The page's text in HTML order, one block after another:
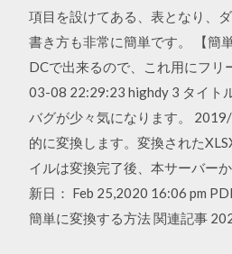
項目を設けてある、表となり、
書き方も非常に簡単です。 【簡
DCで出来るので、これ用にフ
03-08 22:29:23 highdy 3 タイト
バグが少々気になります。
的に変換します。変換された
イルは変換完了後、本サーバー
新日： Feb 25,2020 16:06 pm
簡単に変換する方法 関連記事